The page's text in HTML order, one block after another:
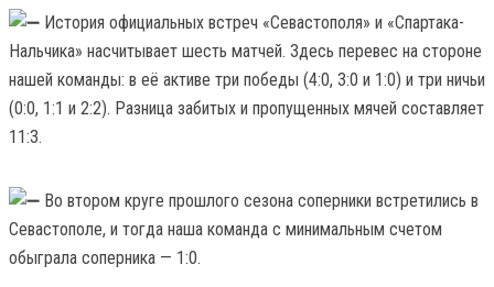
История официальных встреч «Севастополя» и «Спартака-
Нальчика» насчитывает шесть матчей. Здесь перевес на стороне
нашей команды: в её активе три победы (4:0, 3:0 и 1:0) и три ничьи
(0:0, 1:1 и 2:2). Разница забитых и пропущенных мячей составляет
11:3.
Во втором круге прошлого сезона соперники встретились в
Севастополе, и тогда наша команда с минимальным счетом
обыграла соперника — 1:0.